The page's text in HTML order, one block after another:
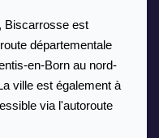
Biscarrosse est
départementale
en-Born au nord-
ville est également à
via l'autoroute